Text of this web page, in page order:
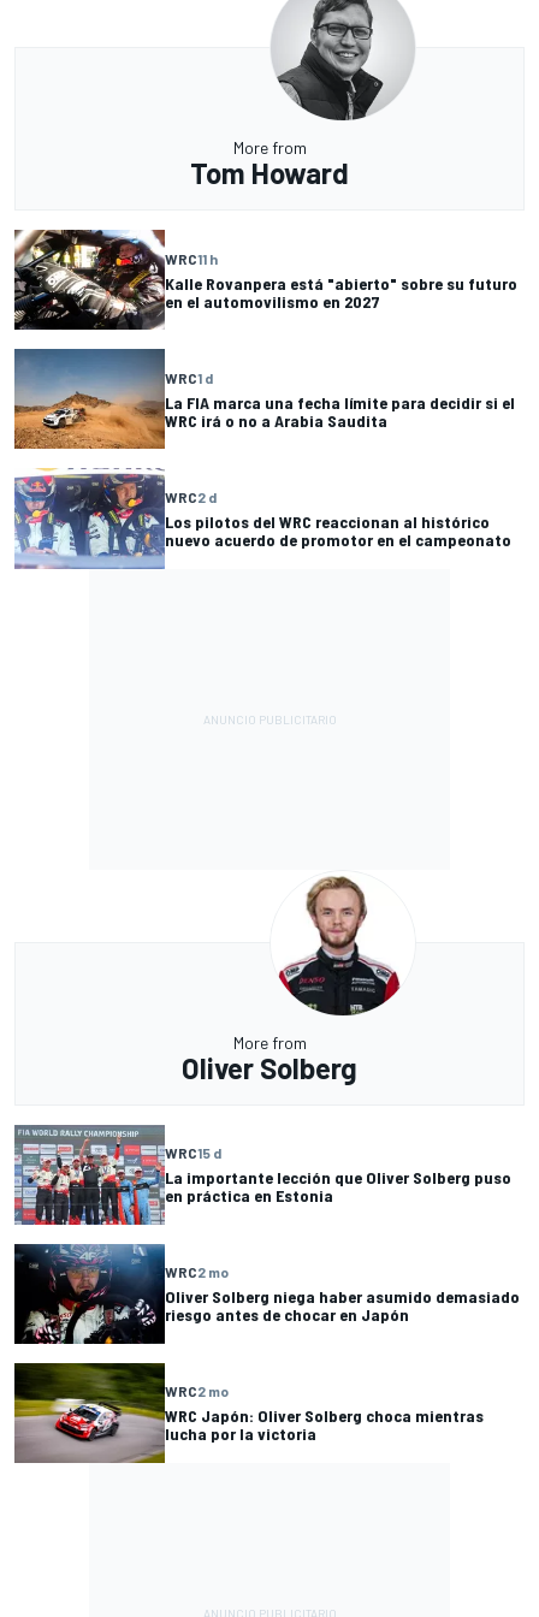
More from
Tom Howard
WRC11 h
Kalle Rovanpera está "abierto" sobre su futuro
en el automovilismo en 2027
WRC1 d
La FIA marca una fecha límite para decidir si el
WRC irá o no a Arabia Saudita
WRC2 d
Los pilotos del WRC reaccionan al histórico
nuevo acuerdo de promotor en el campeonato
More from
Oliver Solberg
WRC15 d
La importante lección que Oliver Solberg puso
en práctica en Estonia
WRC2 mo
Oliver Solberg niega haber asumido demasiado
riesgo antes de chocar en Japón
WRC2 mo
WRC Japón: Oliver Solberg choca mientras
lucha por la victoria